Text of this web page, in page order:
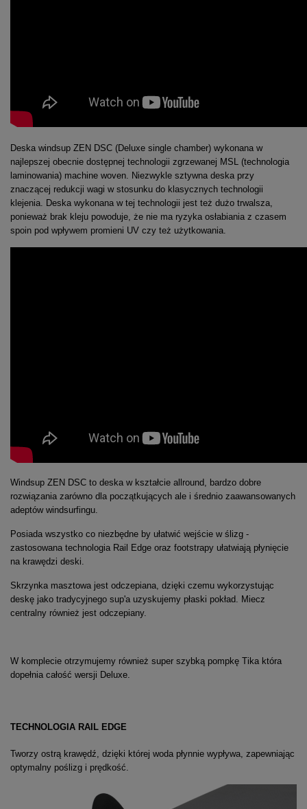
Deska windsup ZEN DSC (Deluxe single chamber) wykonana w
najlepszej obecnie dostępnej technologii zgrzewanej MSL (technologia
laminowania) machine woven. Niezwykle sztywna deska przy
znaczącej redukcji wagi w stosunku do klasycznych technologii
klejenia. Deska wykonana w tej technologii jest też dużo trwalsza,
ponieważ brak kleju powoduje, że nie ma ryzyka osłabiania z czasem
spoin pod wpływem promieni UV czy też użytkowania.
Windsup ZEN DSC to deska w kształcie allround, bardzo dobre
rozwiązania zarówno dla początkujących ale i średnio zaawansowanych
adeptów windsurfingu.
Posiada wszystko co niezbędne by ułatwić wejście w ślizg -
zastosowana technologia Rail Edge oraz footstrapy ułatwiają płynięcie
na krawędzi deski.
Skrzynka masztowa jest odczepiana, dzięki czemu wykorzystując
deskę jako tradycyjnego sup'a uzyskujemy płaski pokład. Miecz
centralny również jest odczepiany.
W komplecie otrzymujemy również super szybką pompkę Tika która
dopełnia całość wersji Deluxe.
TECHNOLOGIA RAIL EDGE
Tworzy ostrą krawędź, dzięki której woda płynnie wypływa, zapewniając
optymalny poślizg i prędkość.